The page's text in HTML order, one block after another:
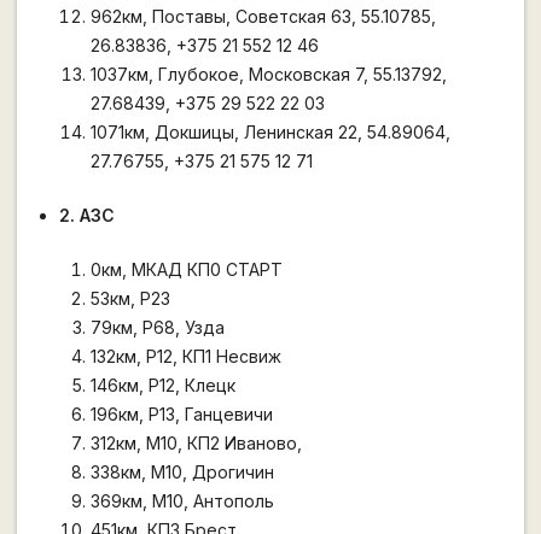
962км, Поставы, Советская 63, 55.10785,
26.83836, +375 21 552 12 46
1037км, Глубокое, Московская 7, 55.13792,
27.68439, +375 29 522 22 03
1071км, Докшицы, Ленинская 22, 54.89064,
27.76755, +375 21 575 12 71
2. АЗС
0км, МКАД КП0 СТАРТ
53км, Р23
79км, Р68, Узда
132км, Р12, КП1 Несвиж
146км, Р12, Клецк
196км, Р13, Ганцевичи
312км, М10, КП2 Иваново,
338км, М10, Дрогичин
369км, М10, Антополь
451км, КП3 Брест